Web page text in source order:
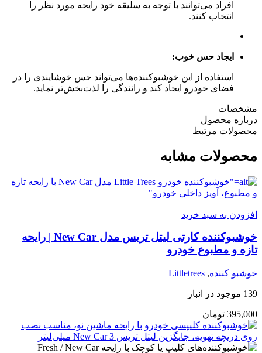
افراد می‌توانند با توجه به سلیقه خود رایحه مورد نظر را
انتخاب کنند.
ایجاد حس خوب:
استفاده از این خوشبوکننده‌ها می‌تواند حس خوشایندی را در
فضای خودرو ایجاد کند و رانندگی را لذت‌بخش‌تر نماید.
مشخصات
درباره محصول
محصولات مرتبط
محصولات مشابه
افزودن به سبد خرید
خوشبوکننده کارتی لیتل تریس مدل New Car | رایحه
تازه و مطبوع خودرو
خوشبو کننده,
Littletrees
139 موجود در انبار
395,000 تومان